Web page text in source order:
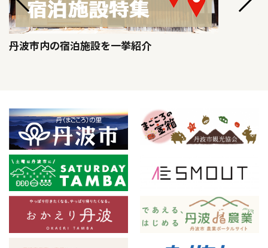
丹波市内の宿泊施設を一挙紹介